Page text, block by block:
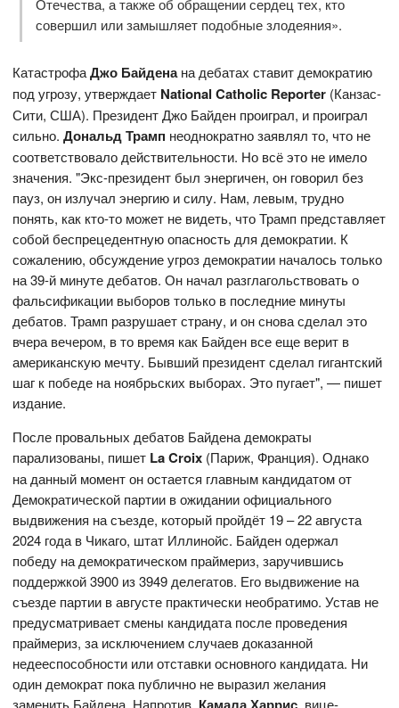
Отечества, а также об обращении сердец тех, кто
совершил или замышляет подобные злодеяния».
КатастрофаДжо Байденана дебатах ставит демократию
под угрозу, утверждает NationalCatholic Reporter (Канзас-
Сити, США). Президент Джо Байден проиграл, и проиграл
сильно.Дональд Трамп неоднократно заявлял то, что не
соответствовало действительности. Но всё это не имело
значения. "Экс-президент был энергичен, он говорил без
пауз, он излучал энергию и силу. Нам, левым, трудно
понять, как кто-то может не видеть, что Трамп представляет
собой беспрецедентную опасность для демократии. К
сожалению, обсуждение угроз демократии началось только
на 39-й минуте дебатов. Он начал разглагольствовать о
фальсификации выборов только в последние минуты
дебатов. Трамп разрушает страну, и он снова сделал это
вчера вечером, в то время как Байден все еще верит в
американскую мечту. Бывший президент сделал гигантский
шаг к победе на ноябрьских выборах. Это пугает", — пишет
издание.
После провальных дебатов Байдена демократы
парализованы, пишет La Croix (Париж, Франция). Однако
на данный момент он остается главным кандидатом от
Демократической партии в ожидании официального
выдвижения на съезде, который пройдёт 19 – 22 августа
2024 года в Чикаго, штат Иллинойс. Байден одержал
победу на демократическом праймериз, заручившись
поддержкой 3900 из 3949 делегатов. Его выдвижение на
съезде партии в августе практически необратимо. Устав не
предусматривает смены кандидата после проведения
праймериз, за исключением случаев доказанной
недееспособности или отставки основного кандидата. Ни
один демократ пока публично не выразил желания
заменить Байдена. Напротив,
, вице-